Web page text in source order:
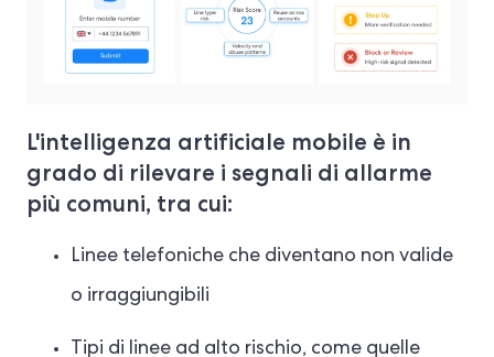
L'intelligenza artificiale mobile è in
grado di rilevare i segnali di allarme
più comuni, tra cui:
Linee telefoniche che diventano non valide
o irraggiungibili
Tipi di linee ad alto rischio, come quelle